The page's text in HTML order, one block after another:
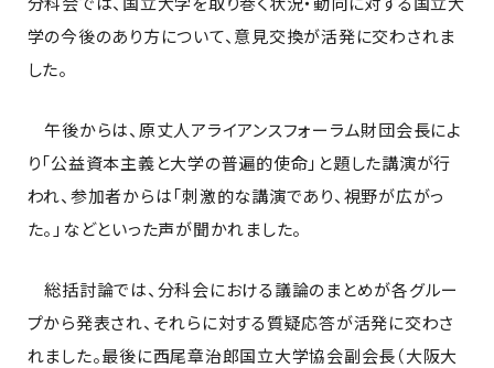
学の今後のあり方について、意見交換が活発に交わされま
した。
午後からは、原丈人アライアンスフォーラム財団会長によ
り「公益資本主義と大学の普遍的使命」と題した講演が行
われ、参加者からは「刺激的な講演であり、視野が広がっ
た。」などといった声が聞かれました。
総括討論では、分科会における議論のまとめが各グルー
プから発表され、それらに対する質疑応答が活発に交わさ
れました。最後に西尾章治郎国立大学協会副会長（大阪大